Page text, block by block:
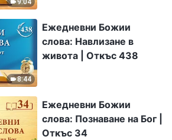
9:04
8:44
Ежедневни Божии
слова: Навлизане в
живота | Откъс 438
Ежедневни Божии
слова: Познаване на Бог |
Откъс 34